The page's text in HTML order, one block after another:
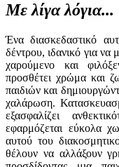
Με λίγα λόγια...
Ένα διασκεδαστικό
δέντρου, ιδανικό για
χαρούμενο και
προσθέτει χρώμα και
παιδιών και
χαλάρωση.
εξασφαλίζει
εφαρμόζεται εύκολα
αυτού του
θέλουν να αλλάξουν